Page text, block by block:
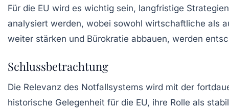
Für die EU wird es wichtig sein, langfristige
analysiert werden, wobei sowohl wirtschaftliche als
weiter stärken und Bürokratie abbauen, werden
Schlussbetrachtung
Die Relevanz des Notfallsystems wird mit der
historische Gelegenheit für die EU, ihre Rolle als